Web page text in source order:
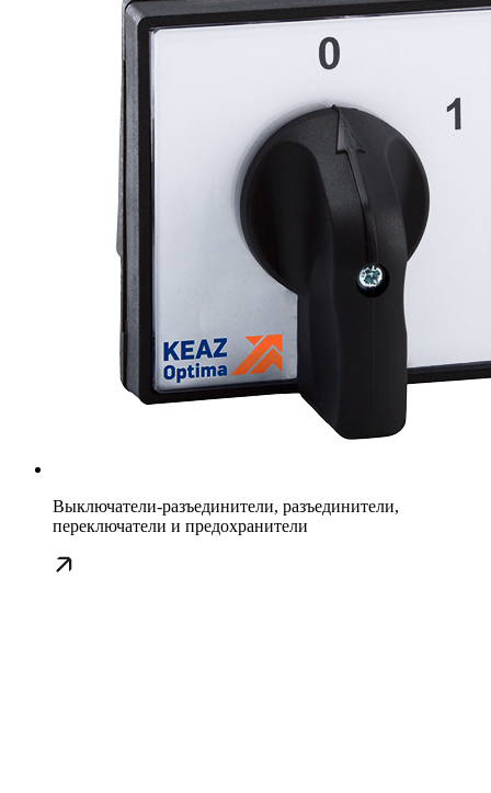
Выключатели-разъединители, разъединители,
переключатели и предохранители